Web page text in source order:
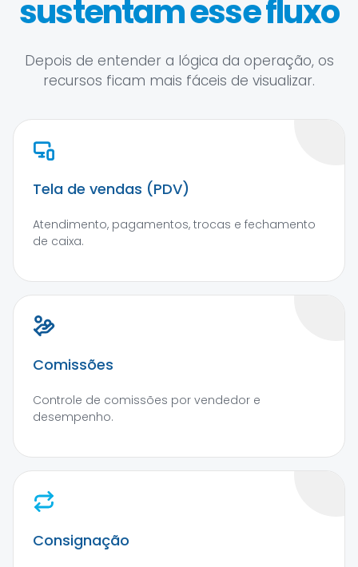
sustentam esse fluxo
Depois de entender a lógica da operação, os
recursos ficam mais fáceis de visualizar.
Tela de vendas (PDV)
Atendimento, pagamentos, trocas e fechamento
de caixa.
Comissões
Controle de comissões por vendedor e
desempenho.
Consignação